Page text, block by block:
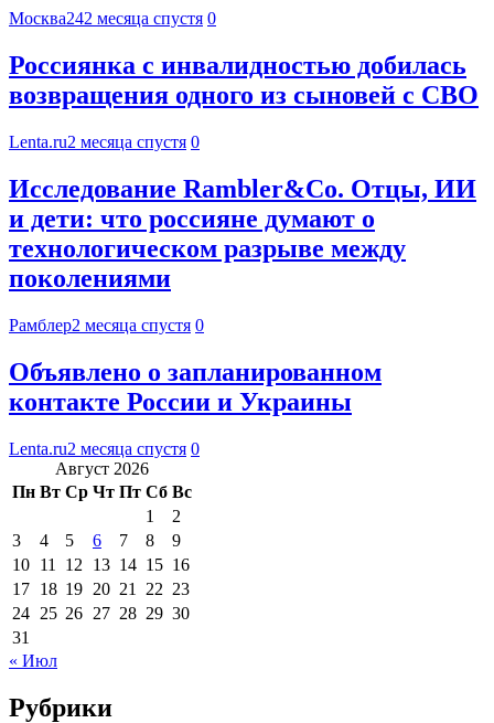
Москва242 месяца спустя 0
Россиянка с инвалидностью добилась
возвращения одного из сыновей с СВО
Lenta.ru2 месяца спустя 0
Исследование Rambler&Co. Отцы, ИИ
и дети: что россияне думают о
технологическом разрыве между
поколениями
Рамблер2 месяца спустя 0
Объявлено о запланированном
контакте России и Украины
Lenta.ru2 месяца спустя 0
Август 2026
Пн Вт Ср Чт Пт Сб Вс
1
2
3
4 5 6 7 8
9
10 11 12 13 14 15 16
17 18 19 20 21 22 23
24 25 26 27 28 29 30
31
« Июл
Рубрики